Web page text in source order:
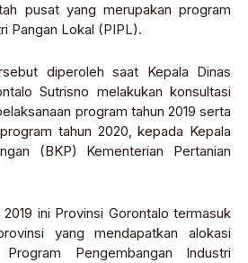
pusat yang merupakan program
Pangan Lokal (PIPL).
diperoleh saat Kepala Dinas
Sutrisno melakukan konsultasi
program tahun 2019 serta
tahun 2020, kepada Kepala
(BKP) Kementerian Pertanian
2019 ini Provinsi Gorontalo termasuk
yang mendapatkan alokasi
Pengembangan Industri